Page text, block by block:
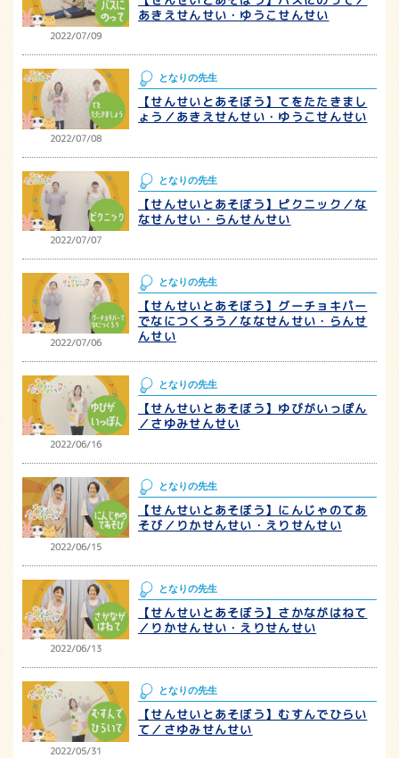
2022/07/09
あきえせんせい・ゆうこせんせい
2022/07/08
となりの先生
【せんせいとあそぼう】てをたたきまし
ょう／あきえせんせい・ゆうこせんせい
2022/07/07
となりの先生
【せんせいとあそぼう】ピクニック／な
なせんせい・らんせんせい
2022/07/06
となりの先生
【せんせいとあそぼう】グーチョキパー
でなにつくろう／ななせんせい・らんせ
んせい
2022/06/16
となりの先生
【せんせいとあそぼう】ゆびがいっぽん
／さゆみせんせい
2022/06/15
となりの先生
【せんせいとあそぼう】にんじゃのてあ
そび／りかせんせい・えりせんせい
2022/06/13
となりの先生
【せんせいとあそぼう】さかながはねて
／りかせんせい・えりせんせい
2022/05/31
となりの先生
【せんせいとあそぼう】むすんでひらい
て／さゆみせんせい